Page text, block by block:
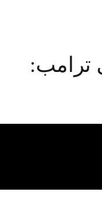
ترامب: